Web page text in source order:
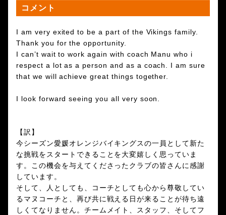
コメント
I am very exited to be a part of the Vikings family.
Thank you for the opportunity.
I can’t wait to work again with coach Manu who i
respect a lot as a person and as a coach. I am sure
that we will achieve great things together.
I look forward seeing you all very soon.
【訳】
今シーズン愛媛オレンジバイキングスの一員として新た
な挑戦をスタートできることを大変嬉しく思っていま
す。この機会を与えてくださったクラブの皆さんに感謝
しています。
そして、人としても、コーチとしても心から尊敬してい
るマヌコーチと、再び共に戦える日が来ることが待ち遠
しくてなりません。チームメイト、スタッフ、そしてフ